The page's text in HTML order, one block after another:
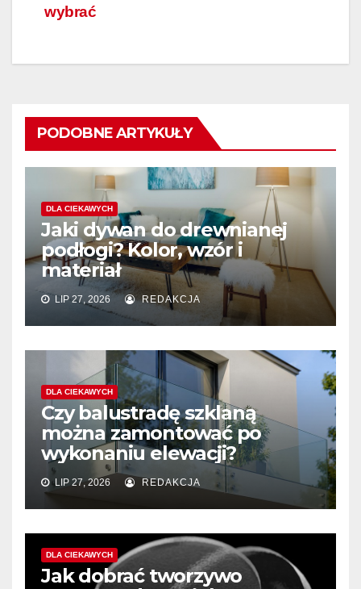
wybrać
PODOBNE ARTYKUŁY
DLA CIEKAWYCH
Jaki dywan do drewnianej
podłogi? Kolor, wzór i
materiał
LIP 27, 2026 REDAKCJA
DLA CIEKAWYCH
Czy balustradę szklaną
można zamontować po
wykonaniu elewacji?
LIP 27, 2026 REDAKCJA
DLA CIEKAWYCH
Jak dobrać tworzywo